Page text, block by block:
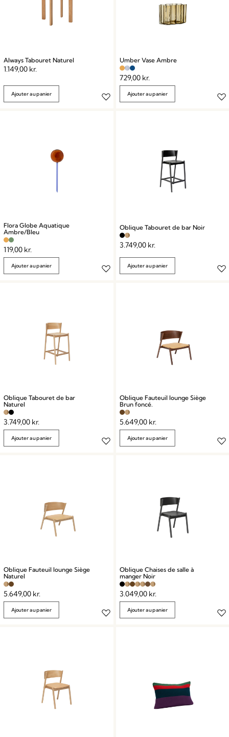
Always Tabouret Naturel
1.149,00 kr.
Ajouter au panier
Umber Vase Ambre
729,00 kr.
Ajouter au panier
Flora Globe Aquatique
Ambre/Bleu
119,00 kr.
Ajouter au panier
Oblique Tabouret de bar Noir
3.749,00 kr.
Ajouter au panier
Oblique Tabouret de bar
Naturel
3.749,00 kr.
Ajouter au panier
Oblique Fauteuil lounge Siège
Brun foncé.
5.649,00 kr.
Ajouter au panier
Oblique Fauteuil lounge Siège
Naturel
5.649,00 kr.
Ajouter au panier
Oblique Chaises de salle à
manger Noir
3.049,00 kr.
Ajouter au panier